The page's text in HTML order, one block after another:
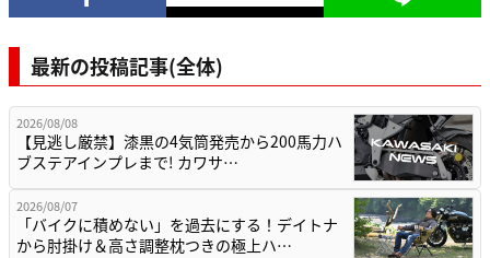
最新の投稿記事(全体)
2026/08/08
【見逃し厳禁】漆黒の4気筒発売から200馬力ハ
ブステアインプレまで! カワサ…
2026/08/07
「バイクに積めない」を過去にする！デイトナ
から肘掛け＆高さ調整枕つきの極上ハ…